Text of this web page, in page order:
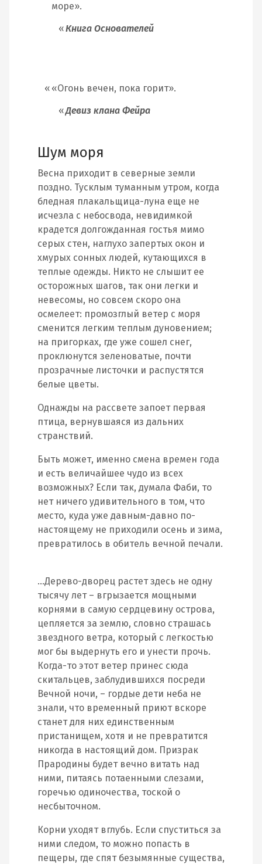
море».
Книга Основателей
«Огонь вечен, пока горит».
Девиз клана Фейра
Шум моря
Весна приходит в северные земли
поздно. Тусклым туманным утром, когда
бледная плакальщица-луна еще не
исчезла с небосвода, невидимкой
крадется долгожданная гостья мимо
серых стен, наглухо запертых окон и
хмурых сонных людей, кутающихся в
теплые одежды. Никто не слышит ее
осторожных шагов, так они легки и
невесомы, но совсем скоро она
осмелеет: промозглый ветер с моря
сменится легким теплым дуновением;
на пригорках, где уже сошел снег,
проклюнутся зеленоватые, почти
прозрачные листочки и распустятся
белые цветы.
Однажды на рассвете запоет первая
птица, вернувшаяся из дальних
странствий.
Быть может, именно смена времен года
и есть величайшее чудо из всех
возможных? Если так, думала Фаби, то
нет ничего удивительного в том, что
место, куда уже давным-давно по-
настоящему не приходили осень и зима,
превратилось в обитель вечной печали.
…Дерево-дворец растет здесь не одну
тысячу лет – вгрызается мощными
корнями в самую сердцевину острова,
цепляется за землю, словно страшась
звездного ветра, который с легкостью
мог бы выдернуть его и унести прочь.
Когда-то этот ветер принес сюда
скитальцев, заблудившихся посреди
Вечной ночи, – гордые дети неба не
знали, что временный приют вскоре
станет для них единственным
пристанищем, хотя и не превратится
никогда в настоящий дом. Призрак
Прародины будет вечно витать над
ними, питаясь потаенными слезами,
горечью одиночества, тоской о
несбыточном.
Корни уходят вглубь. Если спуститься за
ними следом, то можно попасть в
пещеры, где спят безымянные существа,